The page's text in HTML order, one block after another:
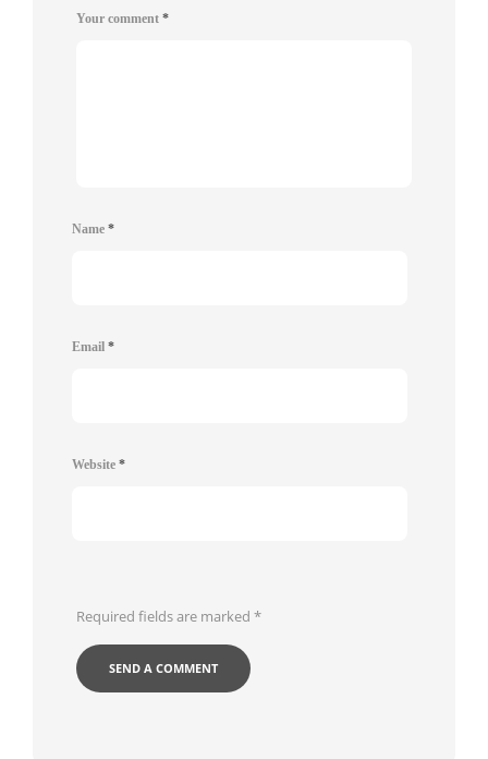
Your comment *
Name *
Email *
Website *
Required fields are marked *